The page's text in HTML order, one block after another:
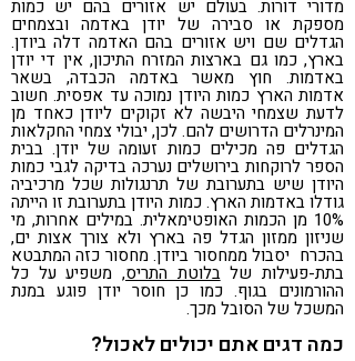
מדורי דורות. בעולם יש אזורים בהם יש כמות
מספקת או סבירה של יודן באדמה ובצמחים
הגדלים שם ויש אזורים בהם האדמה דלה ביודן.
בארץ, כמו גם בארצות המזרח התיכון, אין די יודן
באדמות. חוץ מאשר באדמה הכבדה, בשאר
אדמות הארץ כמות היודן נמוכה עד אפסית. חשוב
לדעת שצמחי היבשה לא זקוקים ליודן כאחד מן
המינרלים הדרושים להם. לכן, יבולי צמחי החקלאות
הגדלים פה מכילים כמות זעומה של יודן. בבית
הספר לרוקחות בירושלים נערכה בדיקה לגבי כמות
היודן שיש בתערובת של תרנגולות שכל מרכיביה
גודלו באדמות הארץ. כמות היודן בתערובת זו הייתה
10% מן הכמות האופטימאלית. במילים אחרות, מי
שניזון ממזון הגדל פה בארץ ולא צורך אצות ים,
בהכרח יסבול ממחסור ביודן. מחסור כזה המתבטא
בתת-פעילות שלבלוטת התריס, משפיע על כל
ההורמונים בגוף. כמו כן חוסר יודן פוגע במנת
המשכל של הסובל מכך.
כמה דגים אתם יכולים לאכול?